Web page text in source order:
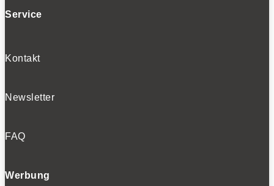
Service
Kontakt
Newsletter
FAQ
Werbung